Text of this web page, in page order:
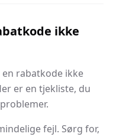
ikke
rabatkode ikke
er en tjekliste, du
fejl. Sørg for,